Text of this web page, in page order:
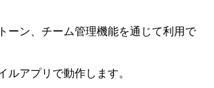
ーン、チーム管理機能を通じて利用で
アプリで動作します。